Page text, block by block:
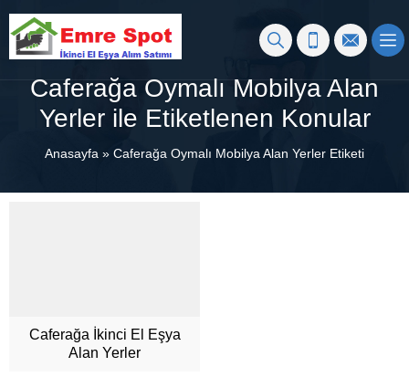
Caferağa Oymalı Mobilya Alan
Yerler ile Etiketlenen Konular
Anasayfa » Caferağa Oymalı Mobilya Alan Yerler Etiketi
Caferağa İkinci El Eşya
Alan Yerler